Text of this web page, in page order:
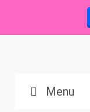
content
Menu